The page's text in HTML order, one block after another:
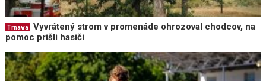
Trnava
Vyvrátený strom v promenáde ohrozoval chodcov, na
pomoc prišli hasiči